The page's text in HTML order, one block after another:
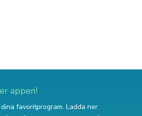
appen!
favoritprogram. Ladda ner